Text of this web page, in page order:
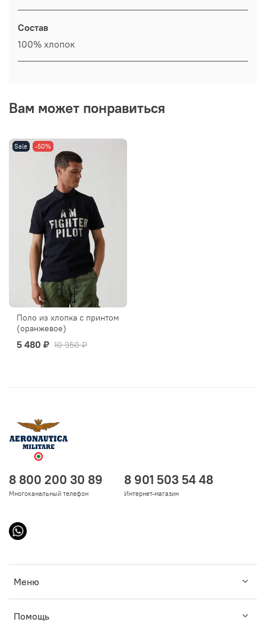
Состав
100% хлопок
Вам может понравиться
Sale -50%
Поло из хлопка с принтом
(оранжевое)
5 480 ₽ 10 950 ₽
Меню
Помощь
8 800 200 30 89
Многоканальный телефон
8 901 503 54 48
Интернет-магазин